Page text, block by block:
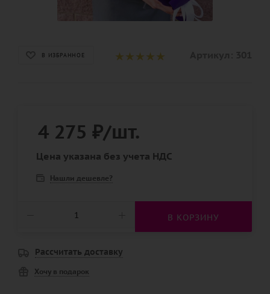
В ИЗБРАННОЕ
4 275 ₽/шт.
Цена указана без учета НДС
Нашли дешевле?
В КОРЗИНУ
Рассчитать доставку
Хочу в подарок